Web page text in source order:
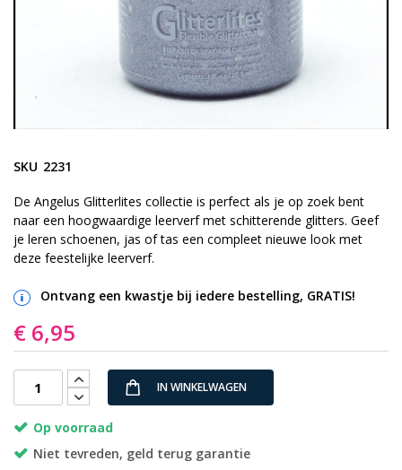
naar
begin
van
de
afbeeldingen-
SKU 2231
De Angelus Glitterlites collectie is perfect als je op zoek bent
naar een hoogwaardige leerverf met schitterende glitters. Geef
je leren schoenen, jas of tas een compleet nieuwe look met
deze feestelijke leerverf.
Ontvang een kwastje bij iedere bestelling, GRATIS!
€ 6,95
IN WINKELWAGEN
Op voorraad
Niet tevreden, geld terug garantie